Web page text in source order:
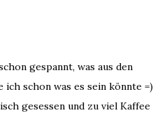
gespannt, was aus den
schon was es sein könnte =)
gesessen und zu viel Kaffee